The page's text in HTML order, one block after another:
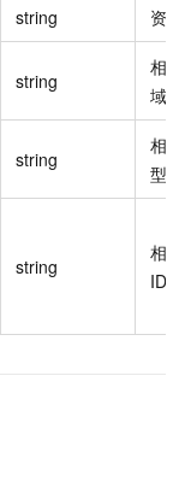
string 资
string
相
域
string
相
型。
string
相
ID。